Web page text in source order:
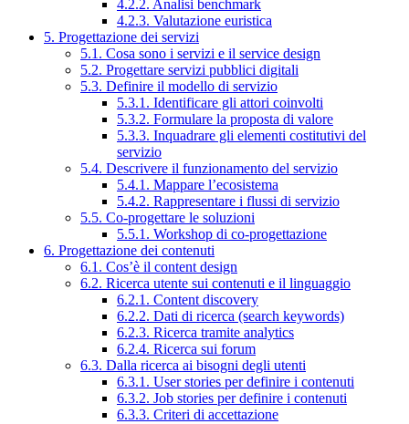
4.2.2. Analisi benchmark
4.2.3. Valutazione euristica
5. Progettazione dei servizi
5.1. Cosa sono i servizi e il service design
5.2. Progettare servizi pubblici digitali
5.3. Definire il modello di servizio
5.3.1. Identificare gli attori coinvolti
5.3.2. Formulare la proposta di valore
5.3.3. Inquadrare gli elementi costitutivi del
servizio
5.4. Descrivere il funzionamento del servizio
5.4.1. Mappare l’ecosistema
5.4.2. Rappresentare i flussi di servizio
5.5. Co-progettare le soluzioni
5.5.1. Workshop di co-progettazione
6. Progettazione dei contenuti
6.1. Cos’è il content design
6.2. Ricerca utente sui contenuti e il linguaggio
6.2.1. Content discovery
6.2.2. Dati di ricerca (search keywords)
6.2.3. Ricerca tramite analytics
6.2.4. Ricerca sui forum
6.3. Dalla ricerca ai bisogni degli utenti
6.3.1. User stories per definire i contenuti
6.3.2. Job stories per definire i contenuti
6.3.3. Criteri di accettazione